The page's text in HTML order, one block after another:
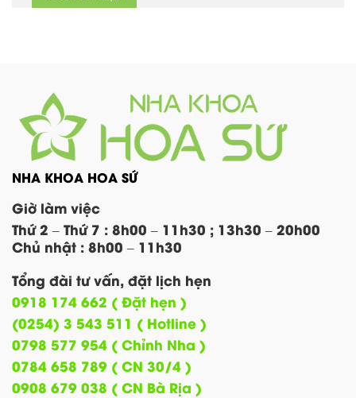
NHA KHOA HOA SỨ
Giờ làm việc
Thứ 2 – Thứ 7 : 8h00 – 11h30 ; 13h30 – 20h00
Chủ nhật : 8h00 – 11h30
Tổng đài tư vấn, đặt lịch hẹn
0918 174 662 ( Đặt hẹn )
(0254) 3 543 511 ( Hotline )
0798 577 954 ( Chỉnh Nha )
0784 658 789 ( CN 30/4 )
0908 679 038 ( CN Bà Rịa )